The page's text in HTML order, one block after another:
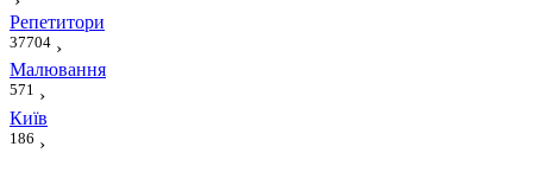
Репетитори
37704 ›
Малювання
571 ›
Київ
186 ›